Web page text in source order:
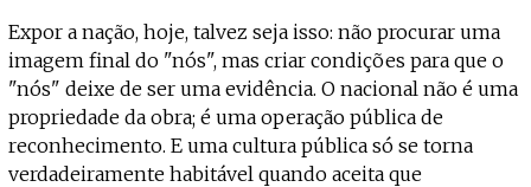
Expor a nação, hoje, talvez seja isso: não procurar uma
imagem final do "nós", mas criar condições para que o
"nós" deixe de ser uma evidência. O nacional não é uma
propriedade da obra; é uma operação pública de
reconhecimento. E uma cultura pública só se torna
verdadeiramente habitável quando aceita que